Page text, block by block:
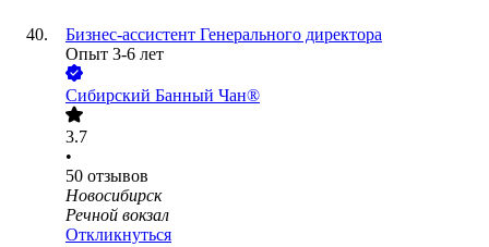
Бизнес-ассистент Генерального директора
Опыт 3-6 лет
Сибирский Банный Чан®
3.7
•
50 отзывов
Новосибирск
Речной вокзал
Откликнуться